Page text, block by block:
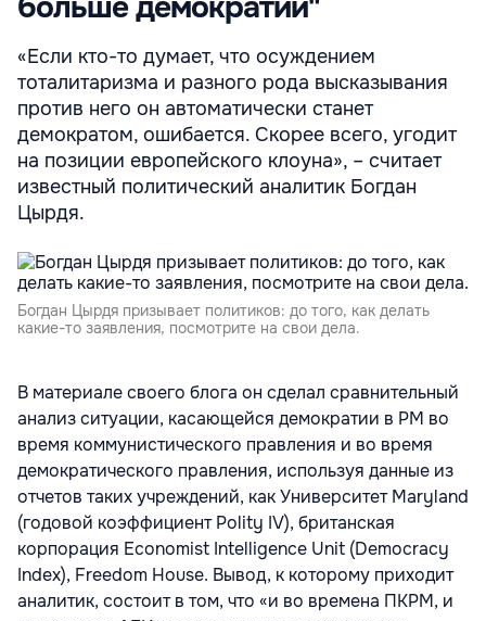
«Если кто-то думает, что осуждением
тоталитаризма и разного рода высказывания
против него он автоматически станет
демократом, ошибается. Скорее всего, угодит
на позиции европейского клоуна», – считает
известный политический аналитик Богдан
Цырдя.
Богдан Цырдя призывает политиков: до того, как делать
какие-то заявления, посмотрите на свои дела.
В материале своего блога он сделал сравнительный
анализ ситуации, касающейся демократии в РМ во
время коммунистического правления и во время
демократического правления, используя данные из
отчетов таких учреждений, как Университет Maryland
(годовой коэффициент Polity IV), британская
корпорация Economist Intelligence Unit (Democracy
Index), Freedom House. Вывод, к которому приходит
аналитик, состоит в том, что «и во времена ПКРМ, и